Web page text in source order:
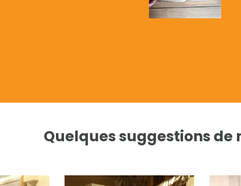
Quelques suggestions